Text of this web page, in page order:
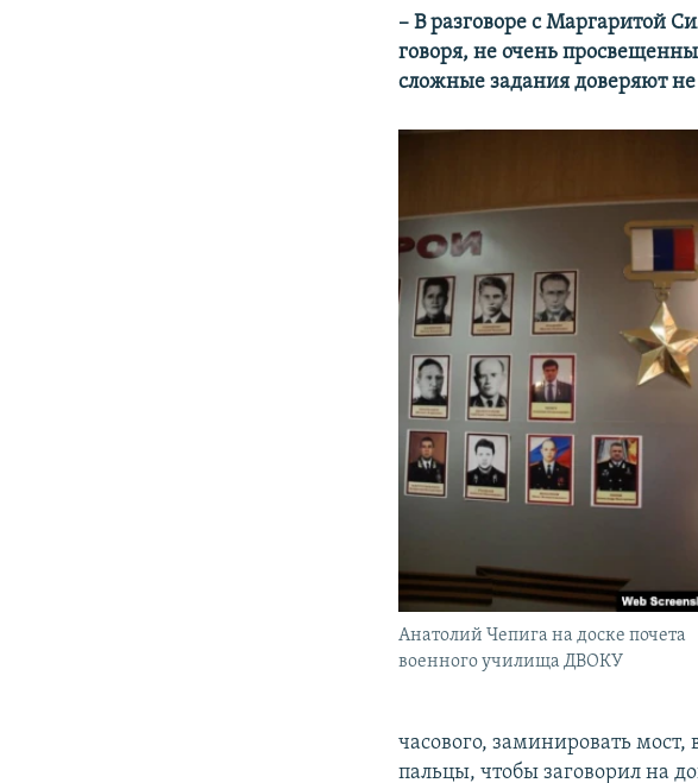
– В разговоре с Маргаритой
говоря, не очень
сложные задания доверяют
Анатолий Чепига на доске почета
военного училища ДВОКУ
часового, заминировать
пальцы, чтобы заговорил на